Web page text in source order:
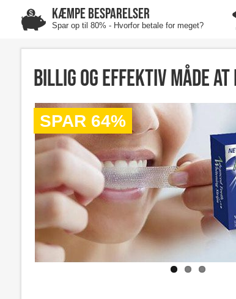
KÆMPE BESPARELSER
Spar op til 80% - Hvorfor betale for meget?
Billig og effektiv måde
SPAR 64%